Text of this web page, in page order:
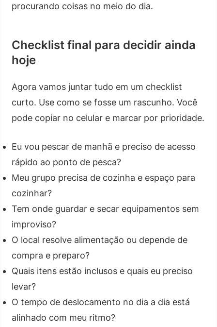
procurando coisas no meio do dia.
Checklist final para decidir ainda
hoje
Agora vamos juntar tudo em um checklist
curto. Use como se fosse um rascunho. Você
pode copiar no celular e marcar por prioridade.
Eu vou pescar de manhã e preciso de acesso
rápido ao ponto de pesca?
Meu grupo precisa de cozinha e espaço para
cozinhar?
Tem onde guardar e secar equipamentos sem
improviso?
O local resolve alimentação ou depende de
compra e preparo?
Quais itens estão inclusos e quais eu preciso
levar?
O tempo de deslocamento no dia a dia está
alinhado com meu ritmo?